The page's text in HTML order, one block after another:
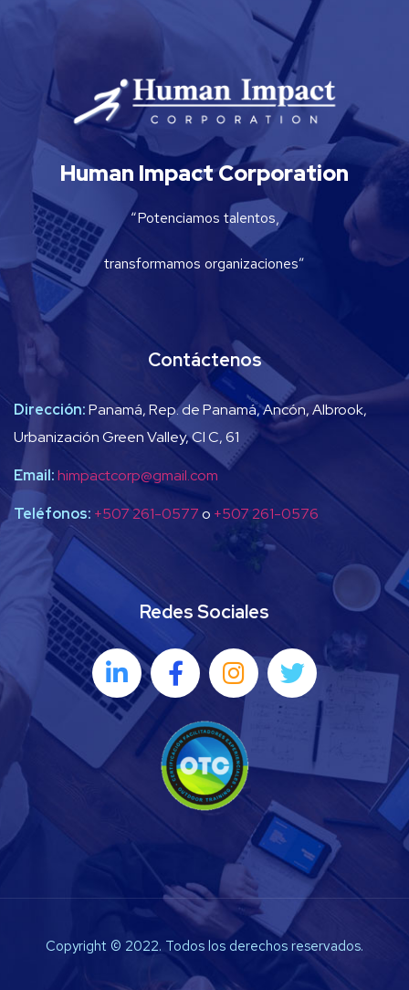
Human Impact Corporation
“Potenciamos talentos,
transformamos organizaciones”
Contáctenos
Dirección:Panamá, Rep. de Panamá, Ancón, Albrook,
Urbanización Green Valley, Cl C, 61
Email:himpactcorp@gmail.com
Teléfonos: +507 261-0577o +507 261-0576
Redes Sociales
Copyright © 2022. Todos los derechos reservados.